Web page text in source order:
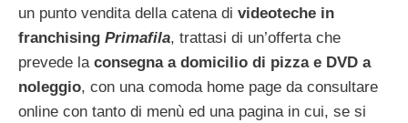
un punto vendita della catena di videoteche in
franchising Primafila, trattasi di un’offerta che
prevede la consegna a domicilio di pizza e DVD a
noleggio, con una comoda home page da consultare
online con tanto di menù ed una pagina in cui, se si